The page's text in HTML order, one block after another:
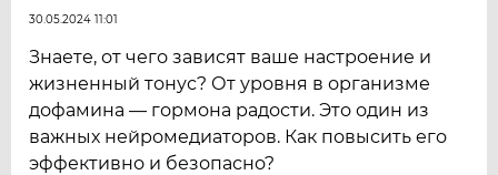
30.05.2024 11:01
Знаете, от чего зависят ваше настроение и
жизненный тонус? От уровня в организме
дофамина — гормона радости. Это один из
важных нейромедиаторов. Как повысить его
эффективно и безопасно?